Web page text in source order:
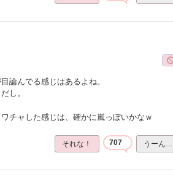
論んでる感じはあるよね。
し。
チャした感じは、確かに嵐っぽいかなｗ
それな！ 707 うーん…